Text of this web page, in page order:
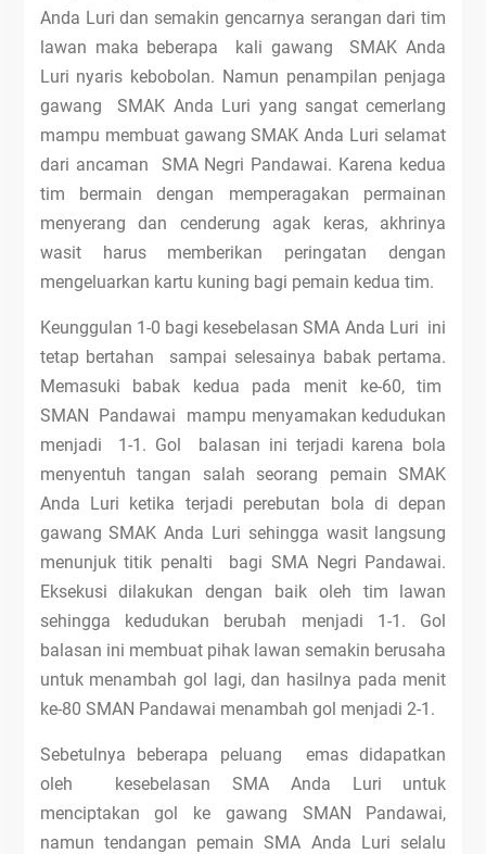
Anda Luri dan semakin gencarnya serangan dari tim
lawan maka beberapa kali gawang SMAK Anda
Luri nyaris kebobolan. Namun penampilan penjaga
gawang SMAK Anda Luri yang sangat cemerlang
mampu membuat gawang SMAK Anda Luri selamat
dari ancaman SMA Negri Pandawai. Karena kedua
tim bermain dengan memperagakan permainan
menyerang dan cenderung agak keras, akhrinya
wasit harus memberikan peringatan dengan
mengeluarkan kartu kuning bagi pemain kedua tim.
Keunggulan 1-0 bagi kesebelasan SMA Anda Luri ini
tetap bertahan sampai selesainya babak pertama.
Memasuki babak kedua pada menit ke-60, tim
SMAN Pandawai mampu menyamakan kedudukan
menjadi 1-1. Gol balasan ini terjadi karena bola
menyentuh tangan salah seorang pemain SMAK
Anda Luri ketika terjadi perebutan bola di depan
gawang SMAK Anda Luri sehingga wasit langsung
menunjuk titik penalti bagi SMA Negri Pandawai.
Eksekusi dilakukan dengan baik oleh tim lawan
sehingga kedudukan berubah menjadi 1-1. Gol
balasan ini membuat pihak lawan semakin berusaha
untuk menambah gol lagi, dan hasilnya pada menit
ke-80 SMAN Pandawai menambah gol menjadi 2-1.
Sebetulnya beberapa peluang emas didapatkan
oleh kesebelasan SMA Anda Luri untuk
menciptakan gol ke gawang SMAN Pandawai,
namun tendangan pemain SMA Anda Luri selalu